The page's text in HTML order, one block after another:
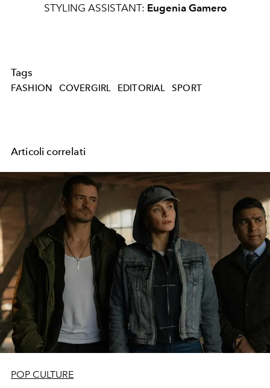
STYLING ASSISTANT: Eugenia Gamero
Tags
FASHION COVERGIRL EDITORIAL SPORT
Articoli correlati
POP CULTURE